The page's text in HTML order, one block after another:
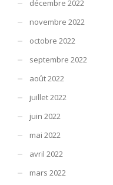
décembre 2022
novembre 2022
octobre 2022
septembre 2022
août 2022
juillet 2022
juin 2022
mai 2022
avril 2022
mars 2022